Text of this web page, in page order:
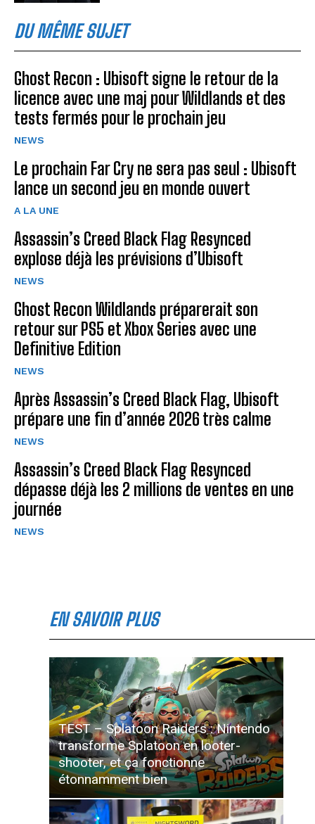
DU MÊME SUJET
Ghost Recon : Ubisoft signe le retour de la
licence avec une maj pour Wildlands et des
tests fermés pour le prochain jeu
NEWS
Le prochain Far Cry ne sera pas seul : Ubisoft
lance un second jeu en monde ouvert
A LA UNE
Assassin’s Creed Black Flag Resynced
explose déjà les prévisions d’Ubisoft
NEWS
Ghost Recon Wildlands préparerait son
retour sur PS5 et Xbox Series avec une
Definitive Edition
NEWS
Après Assassin’s Creed Black Flag, Ubisoft
prépare une fin d’année 2026 très calme
NEWS
Assassin’s Creed Black Flag Resynced
dépasse déjà les 2 millions de ventes en une
journée
NEWS
EN SAVOIR PLUS
TEST – Splatoon Raiders : Nintendo
transforme Splatoon en looter-
shooter, et ça fonctionne
étonnamment bien